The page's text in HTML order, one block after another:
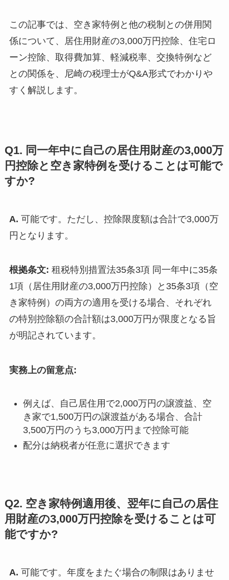
この記事では、空き家特例と他の税制との併用関
係について、居住用財産の3,000万円控除、住宅ロ
ーン控除、取得費加算、軽減税率、交換特例など
との関係を、尼崎の税理士がQ&A形式でわかりや
すく解説します。
Q1. 同一年中に自己の居住用財産の3,000万
円控除と空き家特例を受けることは可能で
すか?
A. 可能です。ただし、控除限度額は合計で3,000万
円となります。
根拠条文: 租税特別措置法35条3項 同一年中に35条
1項（居住用財産の3,000万円控除）と35条3項（空
き家特例）の両方の適用を受ける場合、それぞれ
の特別控除額の合計額は3,000万円が限度となる旨
が明記されています。
実務上の留意点:
例えば、自己居住用で2,000万円の譲渡益、空
き家で1,500万円の譲渡益がある場合、合計
3,500万円のうち3,000万円まで控除可能
配分は納税者が任意に選択できます
Q2. 空き家特例適用後、翌年に自己の居住
用財産の3,000万円控除を受けることは可
能ですか?
A. 可能です。年度をまたぐ場合の制限はありませ